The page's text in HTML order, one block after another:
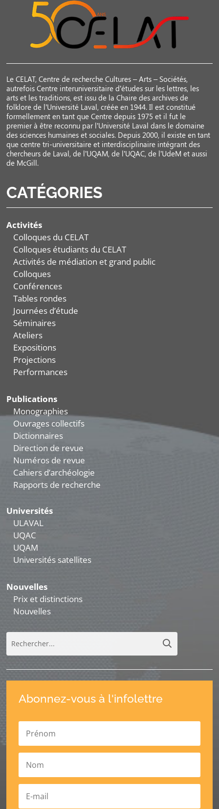
Le CELAT, Centre de recherche Cultures – Arts – Sociétés,
autrefois Centre interuniversitaire d’études sur les lettres, les
arts et les traditions, est issu de la Chaire des archives de
folklore de l’Université Laval, créée en 1944. Il est constitué
formellement en tant que Centre depuis 1975 et il fut le
premier à être reconnu par l’Université Laval dans le domaine
des sciences humaines et sociales. Depuis 2000, il existe en tant
que centre tri-universitaire et interdisciplinaire intégrant des
chercheurs de Laval, de l’UQAM, de l’UQAC, de l’UdeM et aussi
de McGill.
CATÉGORIES
Activités
Colloques du CELAT
Colloques étudiants du CELAT
Activités de médiation et grand public
Colloques
Conférences
Tables rondes
Journées d’étude
Séminaires
Ateliers
Expositions
Projections
Performances
Publications
Monographies
Ouvrages collectifs
Dictionnaires
Direction de revue
Numéros de revue
Cahiers d’archéologie
Rapports de recherche
Universités
ULAVAL
UQAC
UQAM
Universités satellites
Nouvelles
Prix et distinctions
Nouvelles
Abonnez-vous à l'infolettre